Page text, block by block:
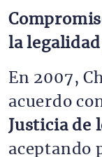
la
En 2007,
acuerdo
Justicia de
aceptando